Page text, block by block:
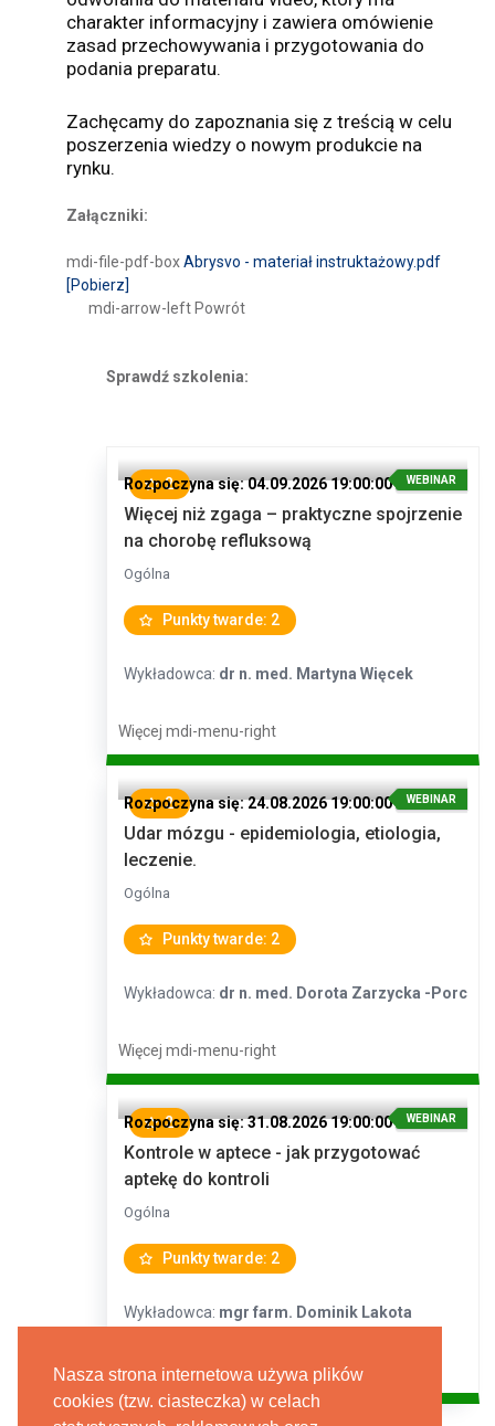
Nasza strona internetowa używa plików
cookies (tzw. ciasteczka) w celach
charakter informacyjny i zawiera omówienie
zasad przechowywania i przygotowania do
podania preparatu.
Zachęcamy do zapoznania się z treścią w celu
poszerzenia wiedzy o nowym produkcie na
rynku.
Załączniki:
mdi-file-pdf-boxAbrysvo - materiał instruktażowy.pdf
[Pobierz]
mdi-arrow-left Powrót
Sprawdź szkolenia:
WEBINAR
2
Rozpoczyna się: 04.09.2026 19:00:00
Więcej niż zgaga – praktyczne spojrzenie
na chorobę refluksową
Ogólna
Punkty twarde: 2
Wykładowca: dr n. med. Martyna Więcek
Więcej mdi-menu-right
WEBINAR
2
Rozpoczyna się: 24.08.2026 19:00:00
Udar mózgu - epidemiologia, etiologia,
leczenie.
Ogólna
Punkty twarde: 2
Wykładowca: dr n. med. Dorota Zarzycka -Porc
Więcej mdi-menu-right
WEBINAR
2
Rozpoczyna się: 31.08.2026 19:00:00
Kontrole w aptece - jak przygotować
aptekę do kontroli
Ogólna
Punkty twarde: 2
Wykładowca: mgr farm. Dominik Lakota
Więcejmdi-menu-right
Więcej szkoleń mdi-menu-right